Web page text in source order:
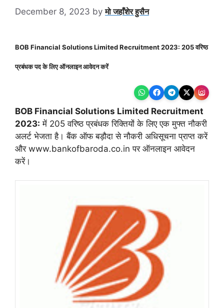
December 8, 2023 byमो जहाँशेर हुसैन
BOB Financial Solutions Limited Recruitment 2023: 205 वरिष्ठ
प्रबंधक पद के लिए ऑनलाइन आवेदन करें
BOB Financial Solutions Limited Recruitment
2023: में 205 वरिष्ठ प्रबंधक रिक्तियों के लिए एक मुफ्त नौकरी
अलर्ट भेजता है। बैंक ऑफ बड़ौदा से नौकरी अधिसूचना प्राप्त करें
और www.bankofbaroda.co.in पर ऑनलाइन आवेदन
करें।